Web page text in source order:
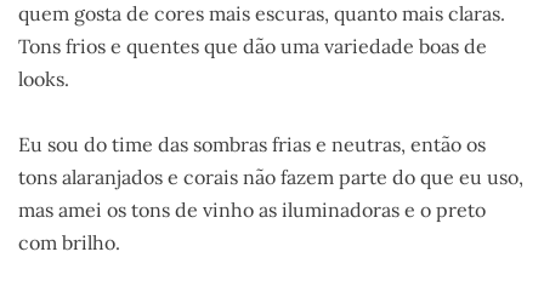
quem gosta de cores mais escuras, quanto mais claras.
Tons frios e quentes que dão uma variedade boas de
looks.
Eu sou do time das sombras frias e neutras, então os
tons alaranjados e corais não fazem parte do que eu uso,
mas amei os tons de vinho as iluminadoras e o preto
com brilho.